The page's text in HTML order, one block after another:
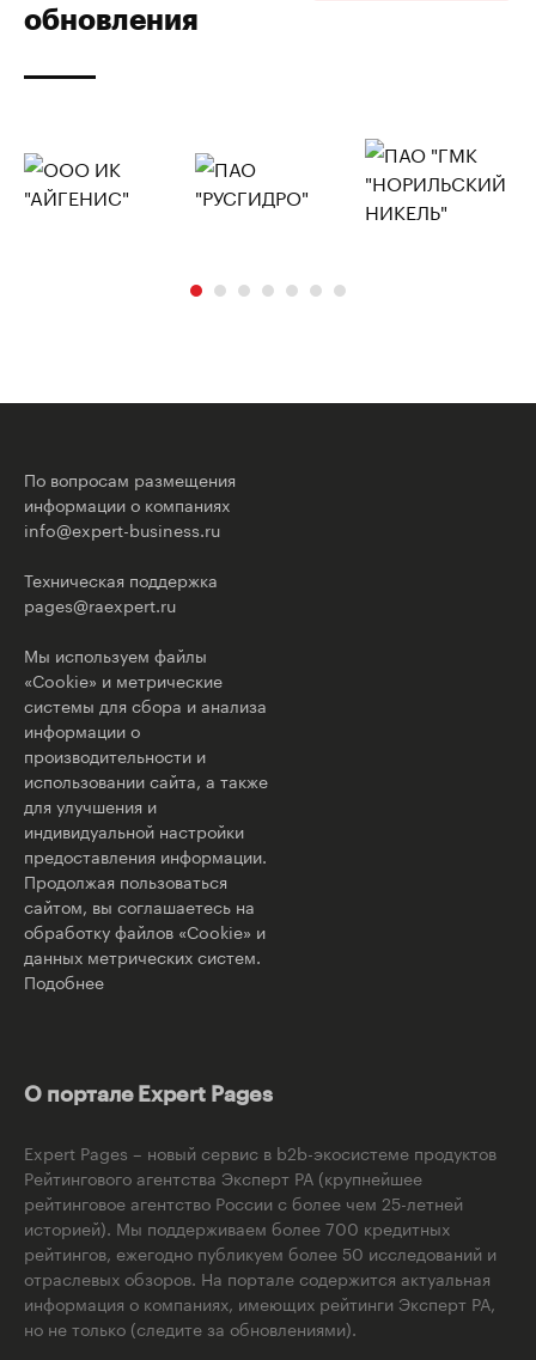
обновления
По вопросам размещения
информации о компаниях
info@expert-business.ru
Техническая поддержка
pages@raexpert.ru
Мы используем файлы
«Cookie» и метрические
системы для сбора и анализа
информации о
производительности и
использовании сайта, а также
для улучшения и
индивидуальной настройки
предоставления информации.
Продолжая пользоваться
сайтом, вы соглашаетесь на
обработку файлов «Cookie» и
данных метрических систем.
Подобнее
О портале Expert Pages
Expert Pages – новый сервис в b2b-экосистеме продуктов
Рейтингового агентства Эксперт РА (крупнейшее
рейтинговое агентство России с более чем 25-летней
историей). Мы поддерживаем более 700 кредитных
рейтингов, ежегодно публикуем более 50 исследований и
отраслевых обзоров. На портале содержится актуальная
информация о компаниях, имеющих рейтинги Эксперт РА,
но не только (следите за обновлениями).